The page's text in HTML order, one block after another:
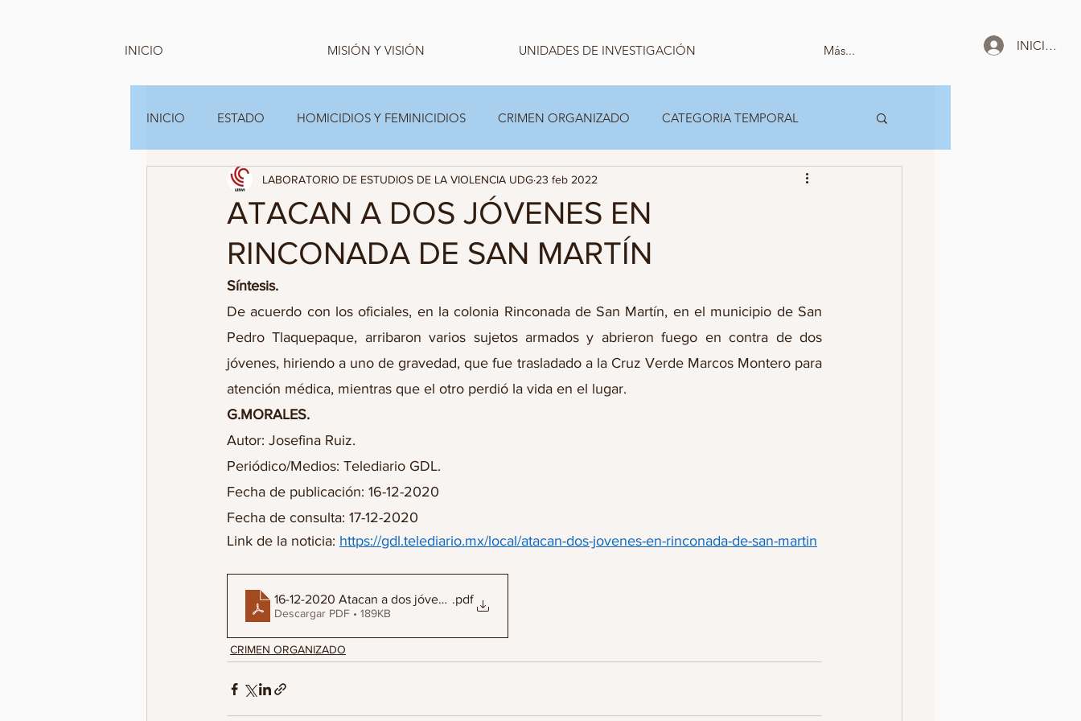
INICIO MISIÓN Y VISIÓN UNIDADES DE INVESTIGACIÓN Más... INICIAR
INICIO ESTADO HOMICIDIOS Y FEMINICIDIOS CRIMEN ORGANIZADO CATEGORIA TEMPORAL
GRUPOS FAMILIARES Y A.C CARPETA TEMPORAL FAMILIAS ESTADISTICA
ATACAN A DOS JÓVENES EN
RINCONADA DE SAN MARTÍN
LABORATORIO DE ESTUDIOS DE LA VIOLENCIA UDG 23 feb 2022
Síntesis.
De acuerdo con los oficiales, en la colonia Rinconada de San Martín, en el municipio de San
Pedro Tlaquepaque, arribaron varios sujetos armados y abrieron fuego en contra de dos
jóvenes, hiriendo a uno de gravedad, que fue trasladado a la Cruz Verde Marcos Montero para
atención médica, mientras que el otro perdió la vida en el lugar.
G.MORALES.
Autor: Josefina Ruiz.
Periódico/Medios: Telediario GDL.
Fecha de publicación: 16-12-2020
Fecha de consulta: 17-12-2020
Link de la noticia: https://gdl.telediario.mx/local/atacan-dos-jovenes-en-rinconada-de-san-martin
16-12-2020 Atacan a dos jóvenes en Rinconada de San Martín
.pdf
Descargar PDF • 189KB
CRIMEN ORGANIZADO